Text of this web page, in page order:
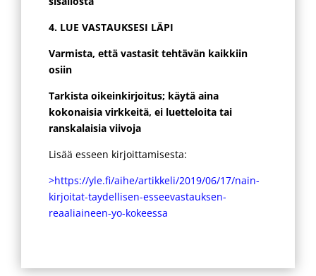
4. LUE VASTAUKSESI LÄPI
Varmista, että vastasit tehtävän kaikkiin
osiin
Tarkista oikeinkirjoitus; käytä aina
kokonaisia virkkeitä, ei luetteloita tai
ranskalaisia viivoja
Lisää esseen kirjoittamisesta:
>https://yle.fi/aihe/artikkeli/2019/06/17/nain-
kirjoitat-taydellisen-esseevastauksen-
reaaliaineen-yo-kokeessa